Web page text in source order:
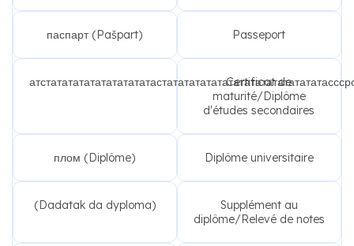
паспарт (Pašpart) Passeport
Certificat de
maturité/Diplôme
d'études secondaires
плом (Diplôme) Diplôme universitaire
(Dadatak da dyploma)
Supplément au
diplôme/Relevé de notes